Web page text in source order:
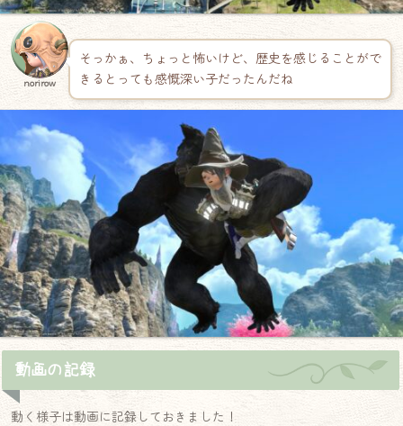
norirow
そっかぁ、ちょっと怖いけど、歴史を感じることがで
きるとっても感慨深い子だったんだね
動画の記録
動く様子は動画に記録しておきました！